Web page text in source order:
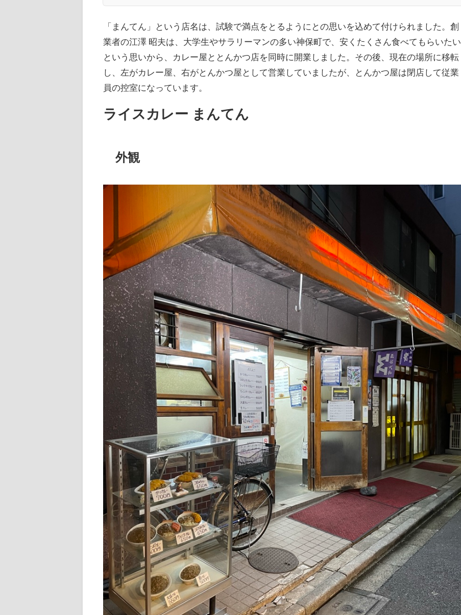
「まんてん」という店名は、試験で満点をとるようにとの思いを込めて付けられました。創
業者の江澤 昭夫は、大学生やサラリーマンの多い神保町で、安くたくさん食べてもらいたい
という思いから、カレー屋ととんかつ店を同時に開業しました。その後、現在の場所に移転
し、左がカレー屋、右がとんかつ屋として営業していましたが、とんかつ屋は閉店して従業
員の控室になっています。
ライスカレー まんてん
外観